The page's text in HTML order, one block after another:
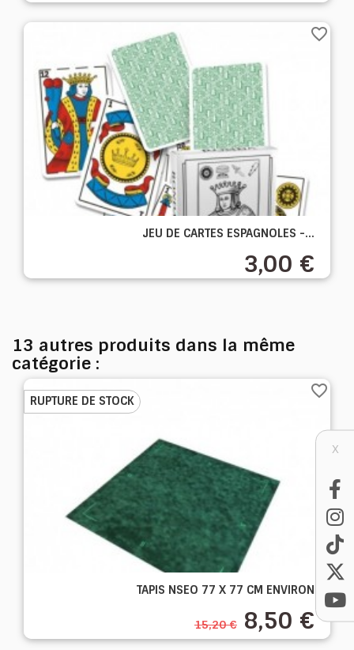
JEU DE CARTES ESPAGNOLES -...
3,00 €
favorite_border
13 autres produits dans la même
catégorie :
TAPIS NSEO 77 X 77 CM ENVIRON
15,20 € 8,50 €
RUPTURE DE STOCK
favorite_border
X